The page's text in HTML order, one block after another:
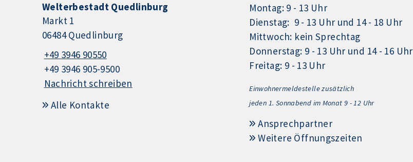
Welterbestadt Quedlinburg
Markt 1
06484 Quedlinburg
+49 3946 90550
+49 3946 905-9500
Nachricht schreiben
Alle Kontakte
Montag: 9 - 13 Uhr
Dienstag: 9 - 13 Uhr und 14 - 18 Uhr
Mittwoch: kein Sprechtag
Donnerstag: 9 - 13 Uhr und 14 - 16 Uhr
Freitag: 9 - 13 Uhr
Einwohnermeldestelle zusätzlich
jeden 1. Sonnabend im Monat 9 - 12 Uhr
Ansprechpartner
Weitere Öffnungszeiten